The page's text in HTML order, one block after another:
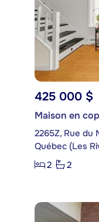
425 000 $
Maison en
2265Z, Rue du
Québec (Les
2
2